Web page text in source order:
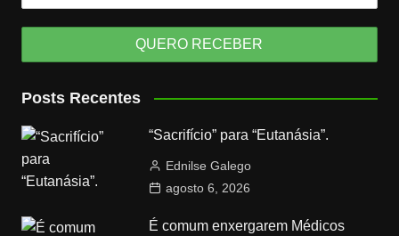
Posts Recentes
“Sacrifício” para “Eutanásia”.
Ednilse Galego
agosto 6, 2026
É comum enxergarem Médicos